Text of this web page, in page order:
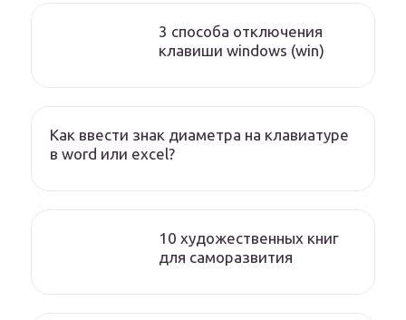
3 способа отключения
клавиши windows (win)
Как ввести знак диаметра на клавиатуре
в word или excel?
10 художественных книг
для саморазвития